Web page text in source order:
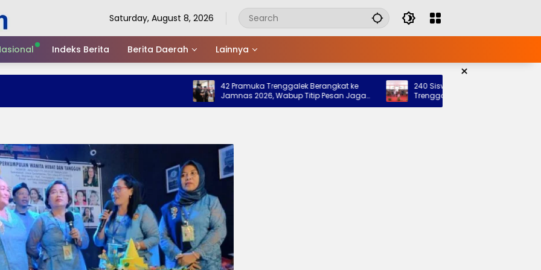
Saturday, August 8, 2026
Indeks Berita Berita Daerah Lainnya
×
42 Pramuka Trenggalek Berangkat ke
Jamnas 2026, Wabup Titip Pesan Jaga
Nama Baik Daerah
240 Siswa Siap Tempati Sekolah Rakyat
Trenggalek, Pemkab: Bukti Nyata Negara
Hadir untuk Anak Kurang Mampu